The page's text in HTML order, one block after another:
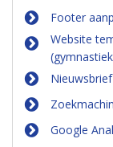
Footer
Website
Google